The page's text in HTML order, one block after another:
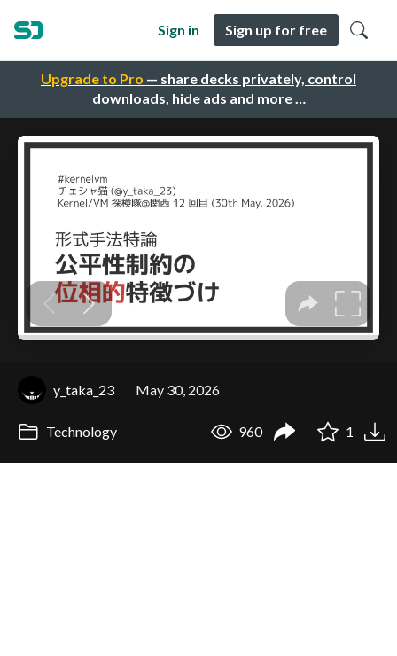
Upgrade to Pro — share decks privately, control
downloads, hide ads and more …
Sign in Sign up for free
y_taka_23 May 30, 2026
Technology 960 1